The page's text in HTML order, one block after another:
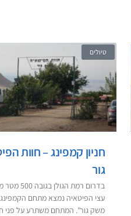
טיולים
חניון קמפינג – חוות
גור
בדרום רמת
עצי הפיטאיה נמצא מתחם
משק גור". המתחם משתרע על פני